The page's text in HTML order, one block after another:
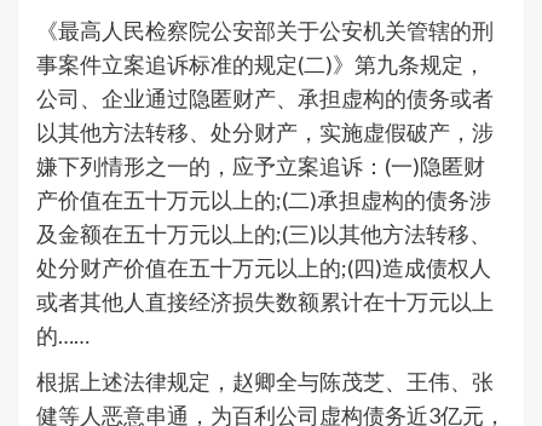
《最高人民检察院公安部关于公安机关管辖的刑
事案件立案追诉标准的规定(二)》第九条规定，
公司、企业通过隐匿财产、承担虚构的债务或者
以其他方法转移、处分财产，实施虚假破产，涉
嫌下列情形之一的，应予立案追诉：(一)隐匿财
产价值在五十万元以上的;(二)承担虚构的债务涉
及金额在五十万元以上的;(三)以其他方法转移、
处分财产价值在五十万元以上的;(四)造成债权人
或者其他人直接经济损失数额累计在十万元以上
的……
根据上述法律规定，赵卿全与陈茂芝、王伟、张
健等人恶意串通，为百利公司虚构债务近3亿元，